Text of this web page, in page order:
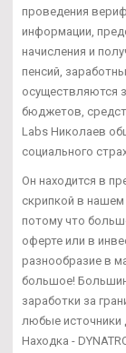
проведения
информации,
начисления и
пенсий,
осуществляются
бюджетов,
Labs Николаев
социального
Он находится в
скрипкой в
потому что
оферте или в
разнообразие в
большое!
заработки за
любые источники
Находка -